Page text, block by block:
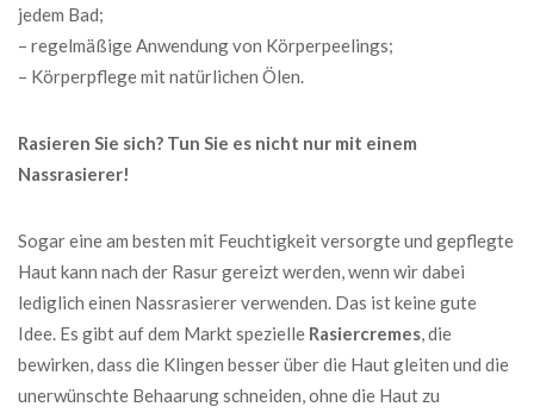
jedem Bad;
– regelmäßige Anwendung von Körperpeelings;
– Körperpflege mit natürlichen Ölen.
Rasieren Sie sich? Tun Sie es nicht nur mit einem
Nassrasierer!
Sogar eine am besten mit Feuchtigkeit versorgte und gepflegte
Haut kann nach der Rasur gereizt werden, wenn wir dabei
lediglich einen Nassrasierer verwenden. Das ist keine gute
Idee. Es gibt auf dem Markt spezielle Rasiercremes, die
bewirken, dass die Klingen besser über die Haut gleiten und die
unerwünschte Behaarung schneiden, ohne die Haut zu